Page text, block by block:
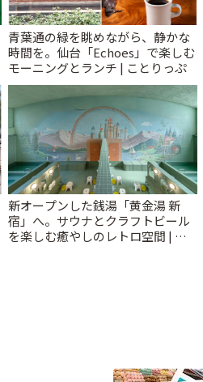
青葉通の緑を眺めながら、静かな
時間を。仙台「Echoes」で楽しむ
モーニングとランチ | ことりっぷ
新オープンした銭湯「黄金湯 新
宿」へ。サウナとクラフトビール
を楽しむ癒やしのレトロ空間 | こ